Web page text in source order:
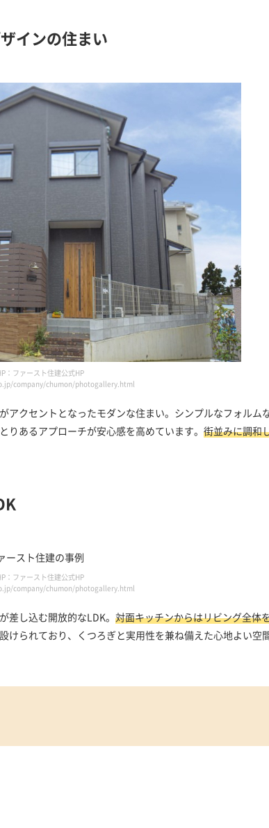
インの住まい
：ファースト住建公式HP
company/chumon/photogallery.html
アクセントとなったモダンな住まい。シンプルなフォルム
あるアプローチが安心感を高めています。 街並みに調和
：ファースト住建公式HP
company/chumon/photogallery.html
し込む開放的なLDK。 対面キッチンからはリビング全体
けられており、くつろぎと実用性を兼ね備えた心地よい空